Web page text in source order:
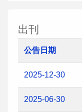
出刊
公告日期
2025-12-30
2025-06-30